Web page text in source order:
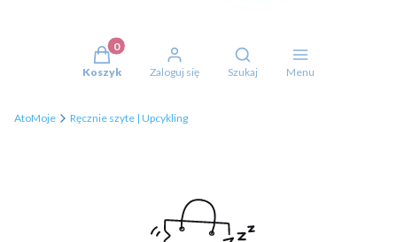
Produkty w koszyku: 0. Zobacz szczegóły
Koszyk Zaloguj się
Otwórz wyszukiwarkę
Szukaj Menu
AtoMoje Ręcznie szyte | Upcykling